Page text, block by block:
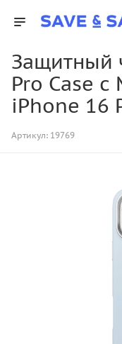
Защитный
Pro Case с
iPhone 16
Артикул: 19769